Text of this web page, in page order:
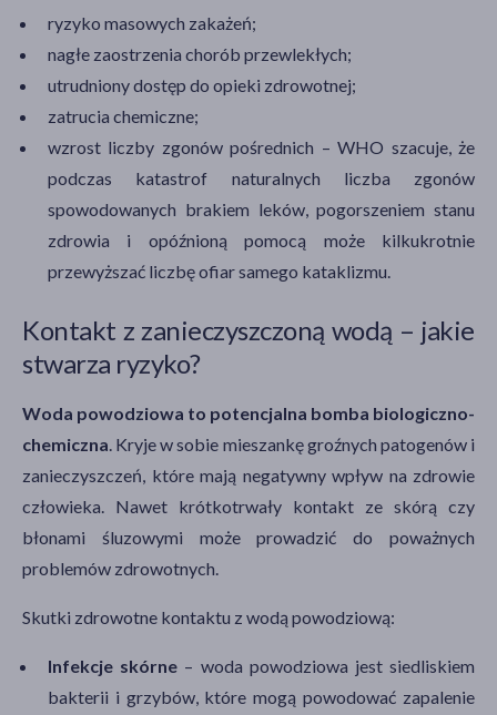
ryzyko masowych zakażeń;
nagłe zaostrzenia chorób przewlekłych;
utrudniony dostęp do opieki zdrowotnej;
zatrucia chemiczne;
wzrost liczby zgonów pośrednich – WHO szacuje, że
podczas katastrof naturalnych liczba zgonów
spowodowanych brakiem leków, pogorszeniem stanu
zdrowia i opóźnioną pomocą może kilkukrotnie
przewyższać liczbę ofiar samego kataklizmu.
Kontakt z zanieczyszczoną wodą – jakie
stwarza ryzyko?
Woda powodziowa to potencjalna bomba biologiczno-
chemiczna . Kryje w sobie mieszankę groźnych patogenów i
zanieczyszczeń, które mają negatywny wpływ na zdrowie
człowieka. Nawet krótkotrwały kontakt ze skórą czy
błonami śluzowymi może prowadzić do poważnych
problemów zdrowotnych.
Skutki zdrowotne kontaktu z wodą powodziową:
Infekcje skórne – woda powodziowa jest siedliskiem
bakterii i grzybów, które mogą powodować zapalenie